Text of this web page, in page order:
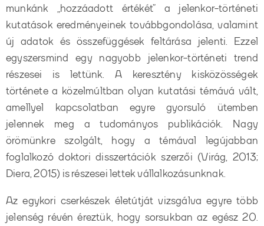
munkánk „hozzáadott értékét” a jelenkor-történeti
kutatások eredményeinek továbbgondolása, valamint
új adatok és összefüggések feltárása jelenti. Ezzel
egyszersmind egy nagyobb jelenkor-történeti trend
részesei is lettünk. A keresztény kisközösségek
története a közelmúltban olyan kutatási témává vált,
amellyel kapcsolatban egyre gyorsuló ütemben
jelennek meg a tudományos publikációk. Nagy
örömünkre szolgált, hogy a témával legújabban
foglalkozó doktori disszertációk szerzői (Virág, 2013;
Diera, 2015) is részesei lettek vállalkozásunknak.
Az egykori cserkészek életútját vizsgálva egyre több
jelenség révén éreztük, hogy sorsukban az egész 20.